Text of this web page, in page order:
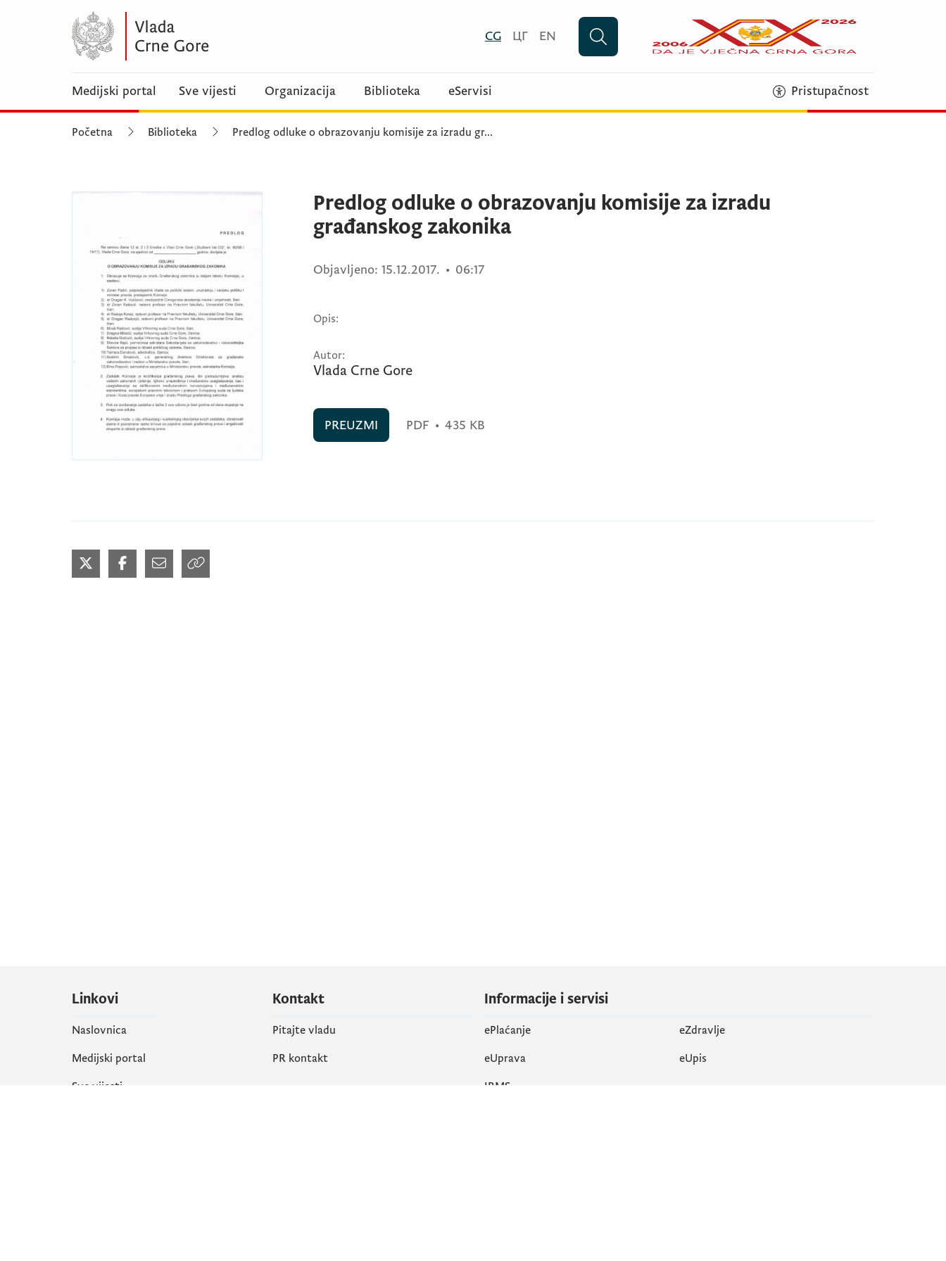
CG ЦГ EN
Medijski portal Sve vijesti Organizacija Biblioteka eServisi Pristupačnost
Početna Biblioteka Predlog odluke o obrazovanju komisije za izradu gr...
Predlog odluke o obrazovanju komisije za izradu
građanskog zakonika
Objavljeno: 15.12.2017. • 06:17
Opis:
Autor:
Vlada Crne Gore
PREUZMI PDF • 435 KB
Linkovi
Naslovnica
Medijski portal
Sve vijesti
Kontakt
Pitajte vladu
PR kontakt
Informacije i servisi
ePlaćanje
eZdravlje
eUprava
еUpis
IRMS